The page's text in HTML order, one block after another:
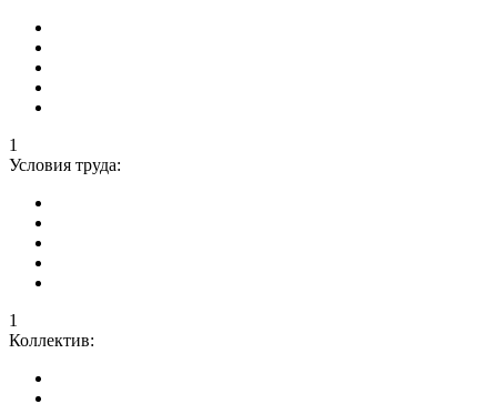
1
Условия труда:
1
Коллектив: